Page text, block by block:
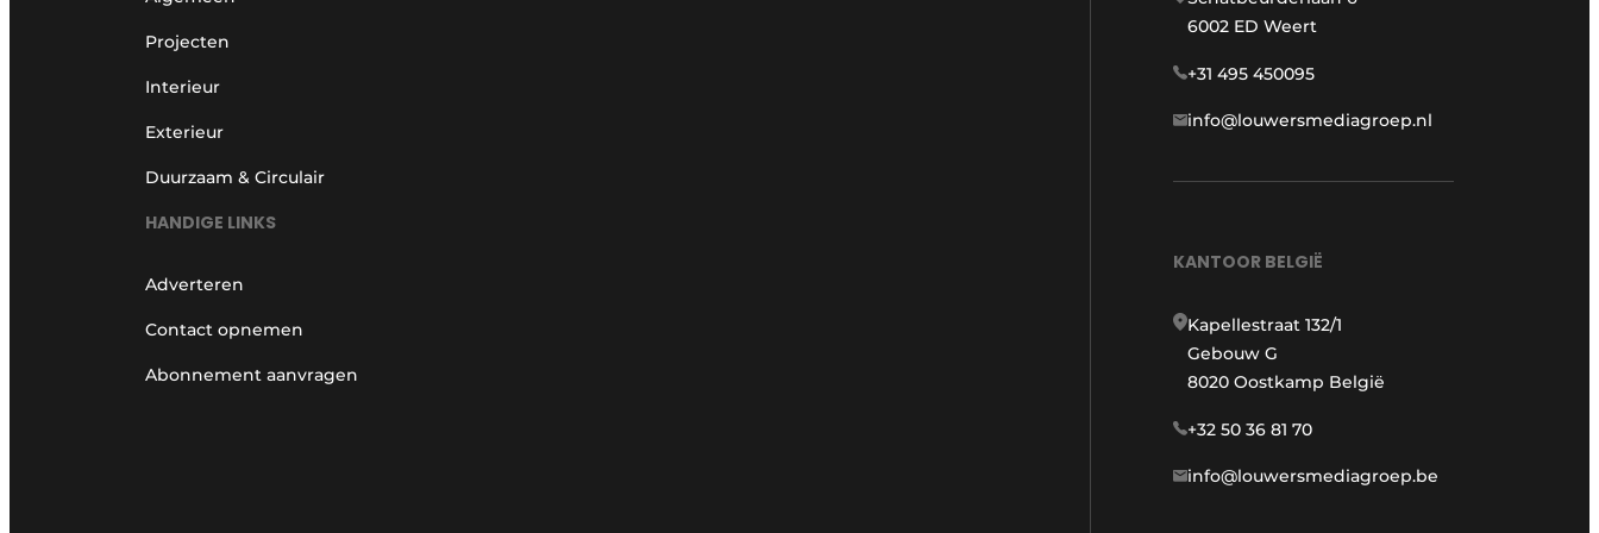
Projecten
Interieur
Exterieur
Duurzaam & Circulair
HANDIGE LINKS
Adverteren
Contact opnemen
Abonnement aanvragen
6002 ED Weert
+31 495 450095
info@louwersmediagroep.nl
KANTOOR BELGIË
Kapellestraat 132/1
Gebouw G
8020 Oostkamp België
+32 50 36 81 70
info@louwersmediagroep.be